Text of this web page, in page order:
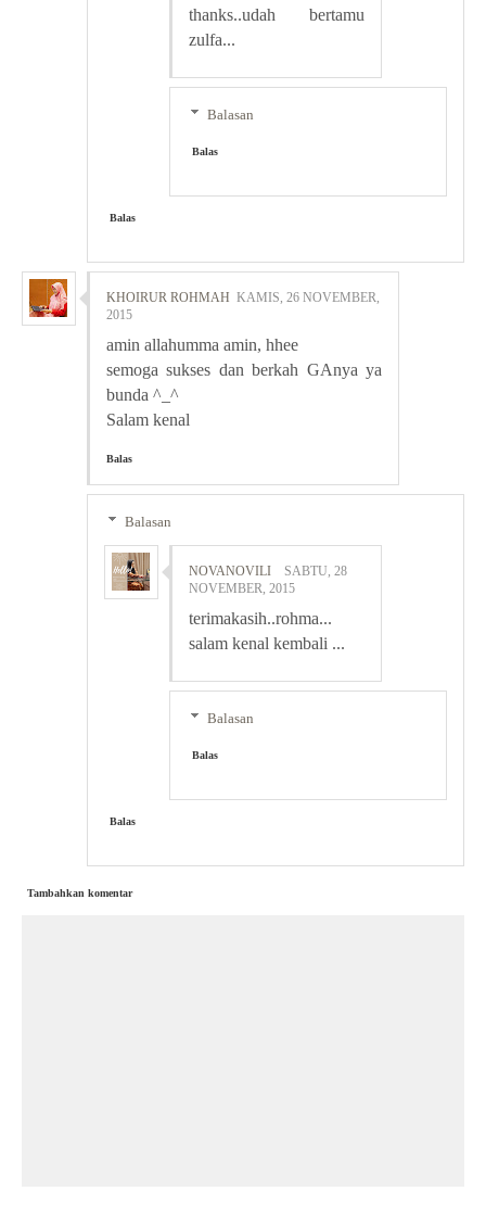
thanks..udah bertamu
zulfa...
Balasan
Balas
Balas
KHOIRUR ROHMAH KAMIS, 26 NOVEMBER,
2015
amin allahumma amin, hhee
semoga sukses dan berkah GAnya ya
bunda ^_^
Salam kenal
Balas
Balasan
NOVANOVILI
SABTU, 28
NOVEMBER, 2015
terimakasih..rohma...
salam kenal kembali ...
Balasan
Balas
Balas
Tambahkan komentar